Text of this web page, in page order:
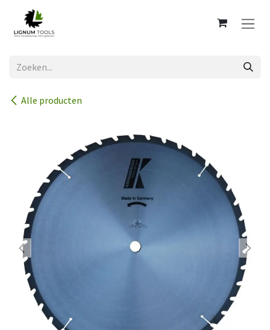
Overslaan naar inhoud
Alle producten